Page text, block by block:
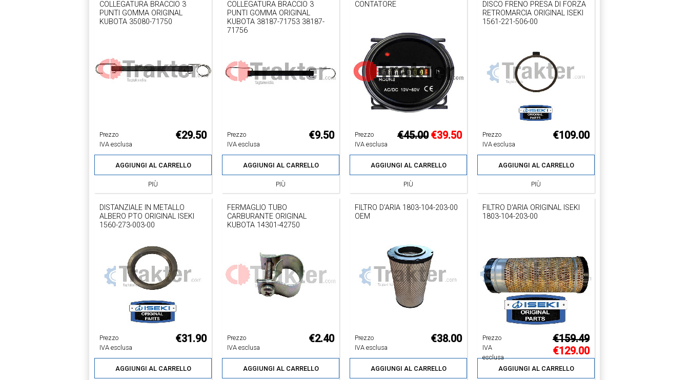
COLLEGATURA BRACCIO 3
PUNTI GOMMA ORIGINAL
KUBOTA 35080-71750
Prezzo
IVA esclusa
€29.50
AGGIUNGI AL CARRELLO
PIÙ
COLLEGATURA BRACCIO 3
PUNTI GOMMA ORIGINAL
KUBOTA 38187-71753 38187-
71756
Prezzo
IVA esclusa
€9.50
AGGIUNGI AL CARRELLO
PIÙ
CONTATORE
Prezzo
IVA esclusa
€45.00 €39.50
AGGIUNGI AL CARRELLO
PIÙ
DISCO FRENO PRESA DI FORZA
RETROMARCIA ORIGINAL ISEKI
1561-221-506-00
Prezzo
IVA esclusa
€109.00
AGGIUNGI AL CARRELLO
PIÙ
DISTANZIALE IN METALLO
ALBERO PTO ORIGINAL ISEKI
1560-273-003-00
Prezzo
IVA esclusa
€31.90
AGGIUNGI AL CARRELLO
FERMAGLIO TUBO
CARBURANTE ORIGINAL
KUBOTA 14301-42750
Prezzo
IVA esclusa
€2.40
AGGIUNGI AL CARRELLO
FILTRO D'ARIA 1803-104-203-00
OEM
Prezzo
IVA esclusa
€38.00
AGGIUNGI AL CARRELLO
FILTRO D'ARIA ORIGINAL ISEKI
1803-104-203-00
Prezzo
IVA
esclusa
€159.49
€129.00
AGGIUNGI AL CARRELLO